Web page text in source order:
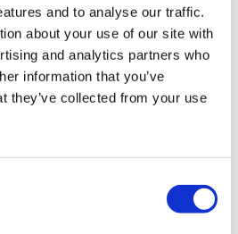
and to analyse our traffic.
about your use of our site with
and analytics partners who
information that you’ve
they’ve collected from your use
úvěruschopnosti
bude schopen úvěr
může žadatel získat
možné pokračovat a za